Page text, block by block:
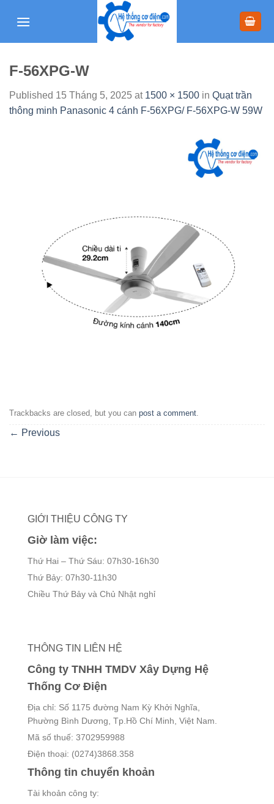
F-56XPG-W
Published 15 Tháng 5, 2025 at 1500 × 1500 in Quạt trần
thông minh Panasonic 4 cánh F-56XPG/ F-56XPG-W 59W
Trackbacks are closed, but you can post a comment.
← Previous
GIỚI THIỆU CÔNG TY
Giờ làm việc:
Thứ Hai – Thứ Sáu: 07h30-16h30
Thứ Bảy: 07h30-11h30
Chiều Thứ Bảy và Chủ Nhật nghỉ
THÔNG TIN LIÊN HỆ
Công ty TNHH TMDV Xây Dựng Hệ
Thống Cơ Điện
Địa chỉ: Số 1175 đường Nam Kỳ Khởi Nghĩa,
Phường Bình Dương, Tp.Hồ Chí Minh, Việt Nam.
Mã số thuế: 3702959988
Điện thoại: (0274)3868.358
Thông tin chuyển khoản
Tài khoản công ty: